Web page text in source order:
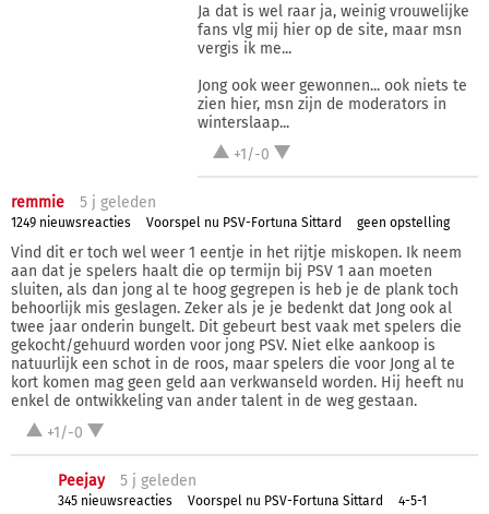
Ja dat is wel raar ja, weinig vrouwelijke
fans vlg mij hier op de site, maar msn
vergis ik me...
Jong ook weer gewonnen... ook niets te
zien hier, msn zijn de moderators in
winterslaap...
+1/-0
remmie 5 j geleden
1249 nieuwsreacties Voorspel nu PSV-Fortuna Sittard geen opstelling
Vind dit er toch wel weer 1 eentje in het rijtje miskopen. Ik neem
aan dat je spelers haalt die op termijn bij PSV 1 aan moeten
sluiten, als dan jong al te hoog gegrepen is heb je de plank toch
behoorlijk mis geslagen. Zeker als je je bedenkt dat Jong ook al
twee jaar onderin bungelt. Dit gebeurt best vaak met spelers die
gekocht/gehuurd worden voor jong PSV. Niet elke aankoop is
natuurlijk een schot in de roos, maar spelers die voor Jong al te
kort komen mag geen geld aan verkwanseld worden. Hij heeft nu
enkel de ontwikkeling van ander talent in de weg gestaan.
+1/-0
Peejay 5 j geleden
345 nieuwsreacties Voorspel nu PSV-Fortuna Sittard 4-5-1